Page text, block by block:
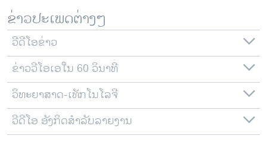
ພາສາຕ່າງໆ
ຂ່າວປະເພດຕ່າງໆ
ວີດີໂອຂ່າວ
ຂ່າວວີໂອເອໃນ 60 ວິນາທີ
ວິທະຍາສາດ-ເທັກໂນໂລຈີ
ວີດີໂອ ອັງກິດສຳລັບລາຍງານ